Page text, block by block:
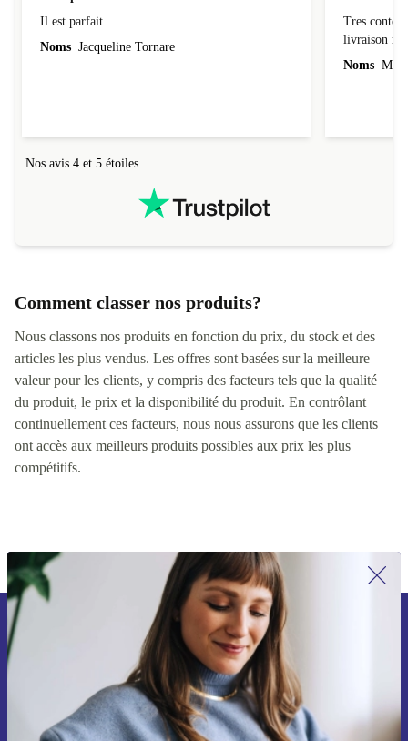
Il est parfait
Il est parfait
Tres
Comment classer nos produits?
Nous classons nos produits en fonction du prix, du stock et des
articles les plus vendus. Les offres sont basées sur la meilleure
valeur pour les clients, y compris des facteurs tels que la qualité
du produit, le prix et la disponibilité du produit. En contrôlant
continuellement ces facteurs, nous nous assurons que les clients
ont accès aux meilleurs produits possibles aux prix les plus
Inscrivez-vous à notre newsletter pour
la première fois et économisez 15 € !
Ne manquez plus aucune offre.